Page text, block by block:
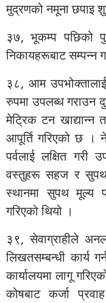
मुद्रणको नमूना छपाइ
३७, भूकम्प पछिको
निकायहरूबाट सम्पन्न
३८, आम
रुपमा उपलब्ध गराउन
मेट्रिक टन
आपूर्ति गरिएको छ ।
पर्वलाई लक्षित गरी
वस्तुहरू सहज र सुपथ
स्थानमा सुपथ मूल्य
गरिएको थियो ।
३९, सेवाग्राहीले
लिखतसम्बन्धी कार्य
कार्यालयमा लागू
कोषबाट कर्जा